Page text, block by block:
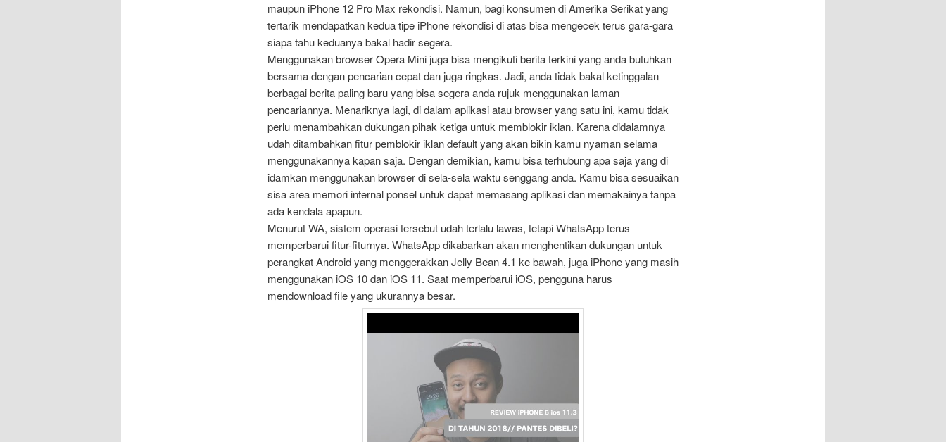
maupun iPhone 12 Pro Max rekondisi. Namun, bagi konsumen di Amerika Serikat yang
tertarik mendapatkan kedua tipe iPhone rekondisi di atas bisa mengecek terus gara-gara
siapa tahu keduanya bakal hadir segera.
Menggunakan browser Opera Mini juga bisa mengikuti berita terkini yang anda butuhkan
bersama dengan pencarian cepat dan juga ringkas. Jadi, anda tidak bakal ketinggalan
berbagai berita paling baru yang bisa segera anda rujuk menggunakan laman
pencariannya. Menariknya lagi, di dalam aplikasi atau browser yang satu ini, kamu tidak
perlu menambahkan dukungan pihak ketiga untuk memblokir iklan. Karena didalamnya
udah ditambahkan fitur pemblokir iklan default yang akan bikin kamu nyaman selama
menggunakannya kapan saja. Dengan demikian, kamu bisa terhubung apa saja yang di
idamkan menggunakan browser di sela-sela waktu senggang anda. Kamu bisa sesuaikan
sisa area memori internal ponsel untuk dapat memasang aplikasi dan memakainya tanpa
ada kendala apapun.
Menurut WA, sistem operasi tersebut udah terlalu lawas, tetapi WhatsApp terus
memperbarui fitur-fiturnya. WhatsApp dikabarkan akan menghentikan dukungan untuk
perangkat Android yang menggerakkan Jelly Bean 4.1 ke bawah, juga iPhone yang masih
menggunakan iOS 10 dan iOS 11. Saat memperbarui iOS, pengguna harus
mendownload file yang ukurannya besar.